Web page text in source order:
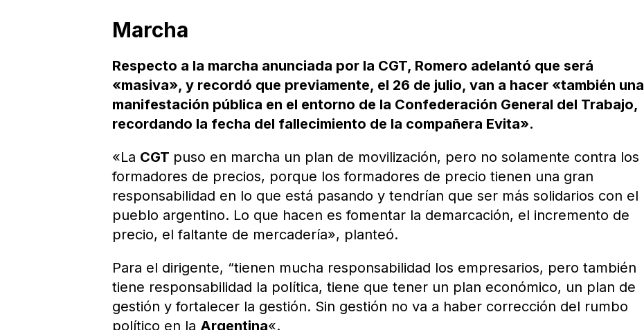
Marcha
Respecto a la marcha anunciada por la CGT, Romero adelantó que será
«masiva», y recordó que previamente, el 26 de julio, van a hacer «también una
manifestación pública en el entorno de la Confederación General del Trabajo,
recordando la fecha del fallecimiento de la compañera Evita».
«La CGT puso en marcha un plan de movilización, pero no solamente contra los
formadores de precios, porque los formadores de precio tienen una gran
responsabilidad en lo que está pasando y tendrían que ser más solidarios con el
pueblo argentino. Lo que hacen es fomentar la demarcación, el incremento de
precio, el faltante de mercadería», planteó.
Para el dirigente, “tienen mucha responsabilidad los empresarios, pero también
tiene responsabilidad la política, tiene que tener un plan económico, un plan de
gestión y fortalecer la gestión. Sin gestión no va a haber corrección del rumbo
político en la Argentina«.